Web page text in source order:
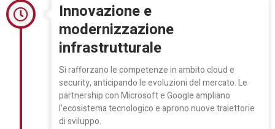
Innovazione e
modernizzazione
infrastrutturale
Si rafforzano le competenze in ambito cloud e
security, anticipando le evoluzioni del mercato. Le
partnership con Microsoft e Google ampliano
l’ecosistema tecnologico e aprono nuove traiettorie
di sviluppo.